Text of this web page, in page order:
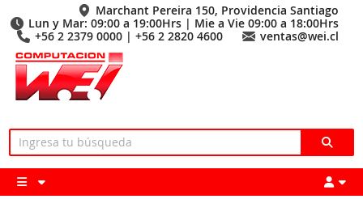
Marchant Pereira 150, Providencia Santiago
Lun y Mar: 09:00 a 19:00Hrs | Mie a Vie 09:00 a 18:00Hrs
+56 2 2379 0000 | +56 2 2820 4600
ventas@wei.cl